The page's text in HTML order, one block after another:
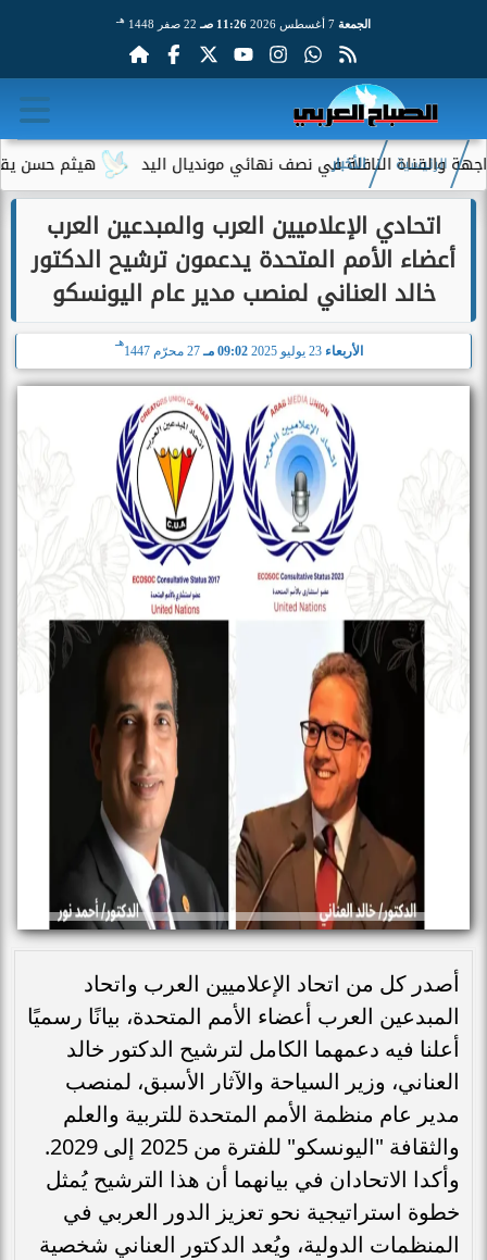
الجمعة 11:26 صـ 22 صفر 1448 هـ
هيثم حسن يقترب الناقلة في نصف نهائي مونديال اليد
الرئيسية الأخبار
اتحادي الإعلاميين العرب والمبدعين العرب
أعضاء الأمم المتحدة يدعمون ترشيح الدكتور
خالد العناني لمنصب مدير عام اليونسكو
الأربعاء 09:02 مـ 27 محرّم 1447
هـ
أصدر كل من اتحاد الإعلاميين العرب واتحاد
المبدعين العرب أعضاء الأمم المتحدة، بيانًا رسميًا
أعلنا فيه دعمهما الكامل لترشيح الدكتور خالد
العناني، وزير السياحة والآثار الأسبق، لمنصب
مدير عام منظمة الأمم المتحدة للتربية والعلم
والثقافة "اليونسكو" للفترة من 2025 إلى 2029.
وأكدا الاتحادان في بيانهما أن هذا الترشيح يُمثل
خطوة استراتيجية نحو تعزيز الدور العربي في
المنظمات الدولية، ويُعد الدكتور العناني شخصية